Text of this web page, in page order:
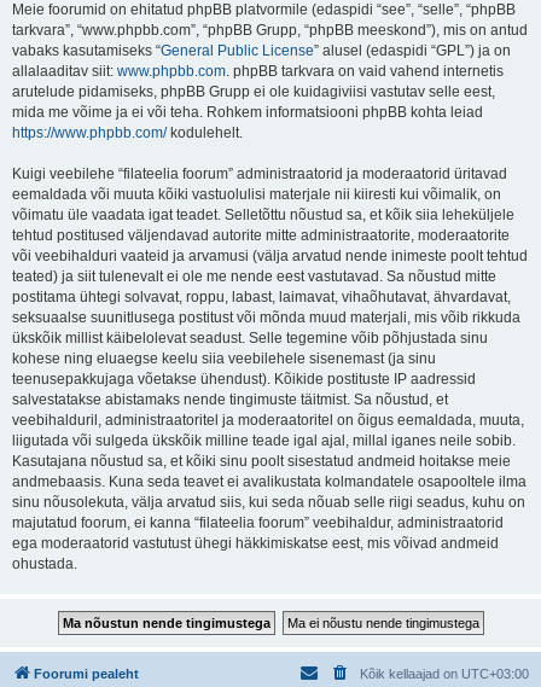
Meie foorumid on ehitatud phpBB platvormile (edaspidi “see”, “selle”, “phpBB
tarkvara”, “www.phpbb.com”, “phpBB Grupp, “phpBB meeskond”), mis on antud
vabaks kasutamiseks “General Public License” alusel (edaspidi “GPL”) ja on
allalaaditav siit: www.phpbb.com. phpBB tarkvara on vaid vahend internetis
arutelude pidamiseks, phpBB Grupp ei ole kuidagiviisi vastutav selle eest,
mida me võime ja ei või teha. Rohkem informatsiooni phpBB kohta leiad
https://www.phpbb.com/kodulehelt.
Kuigi veebilehe “filateelia foorum” administraatorid ja moderaatorid üritavad
eemaldada või muuta kõiki vastuolulisi materjale nii kiiresti kui võimalik, on
võimatu üle vaadata igat teadet. Selletõttu nõustud sa, et kõik siia leheküljele
tehtud postitused väljendavad autorite mitte administraatorite, moderaatorite
või veebihalduri vaateid ja arvamusi (välja arvatud nende inimeste poolt tehtud
teated) ja siit tulenevalt ei ole me nende eest vastutavad. Sa nõustud mitte
postitama ühtegi solvavat, roppu, labast, laimavat, vihaõhutavat, ähvardavat,
seksuaalse suunitlusega postitust või mõnda muud materjali, mis võib rikkuda
ükskõik millist käibelolevat seadust. Selle tegemine võib põhjustada sinu
kohese ning eluaegse keelu siia veebilehele sisenemast (ja sinu
teenusepakkujaga võetakse ühendust). Kõikide postituste IP aadressid
salvestatakse abistamaks nende tingimuste täitmist. Sa nõustud, et
veebihalduril, administraatoritel ja moderaatoritel on õigus eemaldada, muuta,
liigutada või sulgeda ükskõik milline teade igal ajal, millal iganes neile sobib.
Kasutajana nõustud sa, et kõiki sinu poolt sisestatud andmeid hoitakse meie
andmebaasis. Kuna seda teavet ei avalikustata kolmandatele osapooltele ilma
sinu nõusolekuta, välja arvatud siis, kui seda nõuab selle riigi seadus, kuhu on
majutatud foorum, ei kanna “filateelia foorum” veebihaldur, administraatorid
ega moderaatorid vastutust ühegi häkkimiskatse eest, mis võivad andmeid
ohustada.
Foorumi pealeht Kõik kellaajad on UTC+03:00